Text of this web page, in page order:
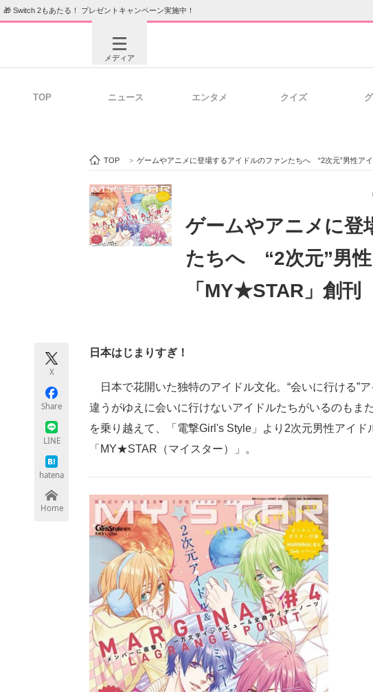
🎁 Switch 2もあたる！ プレゼントキャンペーン実施中！
メディア
ビジネスと働き方のヒント
ITエンジニア向け専門サイト 企業向けIT製品の総合サイト
ちょっと気になるネットの話題
TOP ニュース エンタメ クイズ
TOP > ゲームやアニメに登場するアイドルのファンたちへ “2次元”男性ア
ゲームやアニメに登
たちへ “2次元”男
「MY★STAR」創刊
X
Share
LINE
hatena
Home
日本はじまりすぎ！
日本で花開いた独特のアイドル文化。“会いに行ける”
違うがゆえに会いに行けないアイドルたちがいるのもま
を乗り越えて、「電撃Girl's Style」より2次元男性アイ
「MY★STAR（マイスター）」。